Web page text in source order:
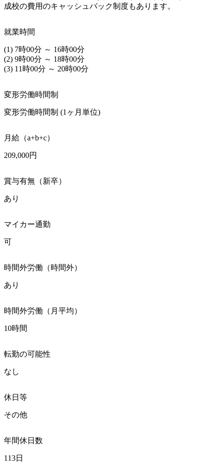
成校の費用のキャッシュバック制度もあります。
就業時間
(1) 7時00分 ～ 16時00分
(2) 9時00分 ～ 18時00分
(3) 11時00分 ～ 20時00分
変形労働時間制
変形労働時間制 (1ヶ月単位)
月給（a+b+c）
209,000円
賞与有無（新卒）
あり
マイカー通勤
可
時間外労働（時間外）
あり
時間外労働（月平均）
10時間
転勤の可能性
なし
休日等
その他
年間休日数
113日